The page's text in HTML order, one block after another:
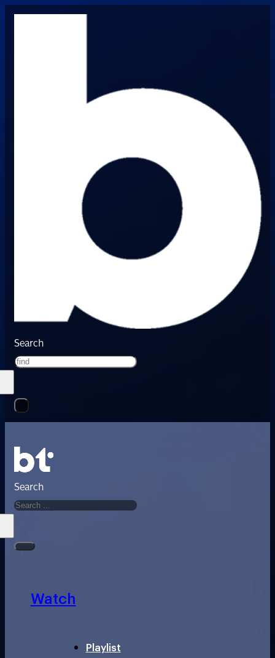
Search
Search
Watch
Playlist